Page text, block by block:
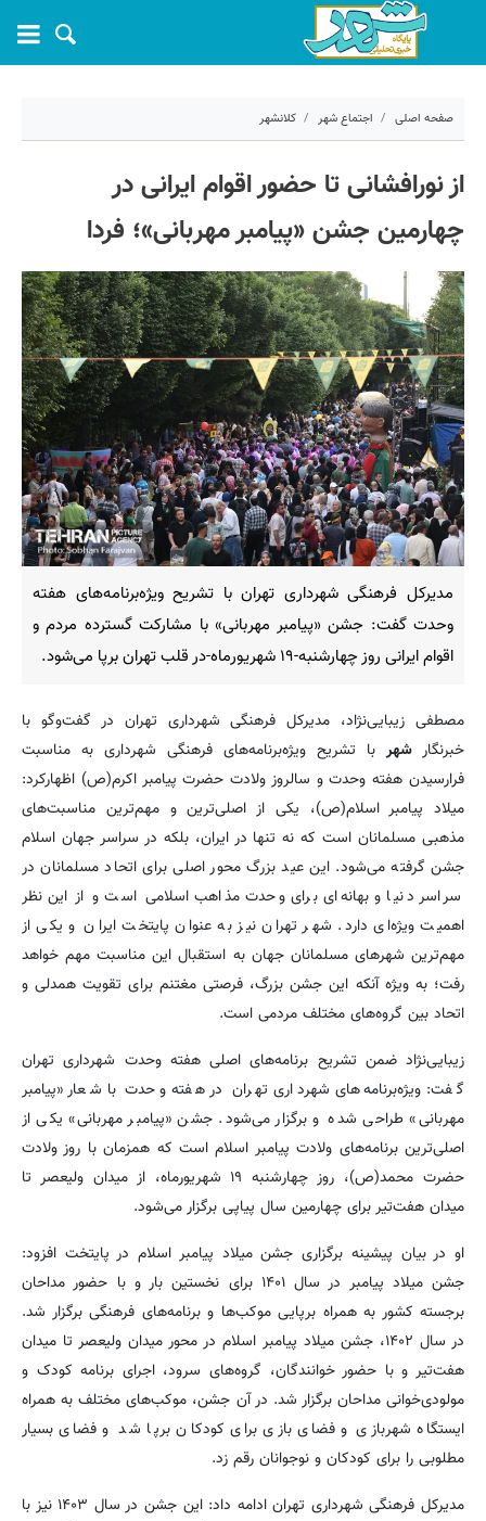
صفحه اصلی اجتماع شهر کلانشهر
کد مطلب:
از نورافشانی تا حضور اقوام ایرانی در
چهارمین جشن «پیامبر مهربانی»؛ فردا
مدیرکل فرهنگی شهرداری تهران با تشریح ویژه‌برنامه‌های هفته
وحدت گفت: جشن «پیامبر مهربانی» با مشارکت گسترده مردم و
اقوام ایرانی روز چهارشنبه-۱۹ شهریورماه-در قلب تهران برپا می‌شود.
مصطفی زیبایی‌نژاد، مدیرکل فرهنگی شهرداری تهران در گفت‌وگو با
خبرنگار شهربا تشریح ویژه‌برنامه‌های فرهنگی شهرداری به مناسبت
فرارسیدن هفته وحدت و سالروز ولادت حضرت پیامبر اکرم(ص) اظهارکرد:
میلاد پیامبر اسلام(ص)، یکی از اصلی‌ترین و مهم‌ترین مناسبت‌های
مذهبی مسلمانان است که نه تنها در ایران، بلکه در سراسر جهان اسلام
جشن گرفته می‌شود. این عید بزرگ محور اصلی برای اتحاد مسلمانان در
سراسر دنیا و بهانه‌ای برای وحدت مذاهب اسلامی است و از این نظر
اهمیت ویژه‌ای دارد. شهر تهران نیز به عنوان پایتخت ایران و یکی از
مهم‌ترین شهرهای مسلمانان جهان به استقبال این مناسبت مهم خواهد
رفت؛ به ویژه آنکه این جشن بزرگ، فرصتی مغتنم برای تقویت همدلی و
اتحاد بین گروه‌های مختلف مردمی است.
زیبایی‌نژاد ضمن تشریح برنامه‌های اصلی هفته وحدت شهرداری تهران
گفت: ویژه‌برنامه‌های شهرداری تهران در هفته وحدت با شعار «پیامبر
مهربانی» طراحی شده و برگزار می‌شود. جشن «پیامبر مهربانی» یکی از
اصلی‌ترین برنامه‌های ولادت پیامبر اسلام است که همزمان با روز ولادت
حضرت محمد(ص)، روز چهارشنبه ۱۹ شهریورماه، از میدان ولیعصر تا
میدان هفت‌تیر برای چهارمین سال پیاپی برگزار می‌شود.
او در بیان پیشینه برگزاری جشن میلاد پیامبر اسلام در پایتخت افزود:
جشن میلاد پیامبر در سال ۱۴۰۱ برای نخستین بار و با حضور مداحان
برجسته کشور به همراه برپایی موکب‌ها و برنامه‌های فرهنگی برگزار شد.
در سال ۱۴۰۲، جشن میلاد پیامبر اسلام در محور میدان ولیعصر تا میدان
هفت‌تیر و با حضور خوانندگان، گروه‌های سرود، اجرای برنامه کودک و
مولودی‌خوانی مداحان برگزار شد. در آن جشن، موکب‌های مختلف به همراه
ایستگاه شهربازی و فضای بازی برای کودکان برپا شد و فضای بسیار
مطلوبی را برای کودکان و نوجوانان رقم زد.
مدیرکل فرهنگی شهرداری تهران ادامه داد: این جشن در سال ۱۴۰۳ نیز با